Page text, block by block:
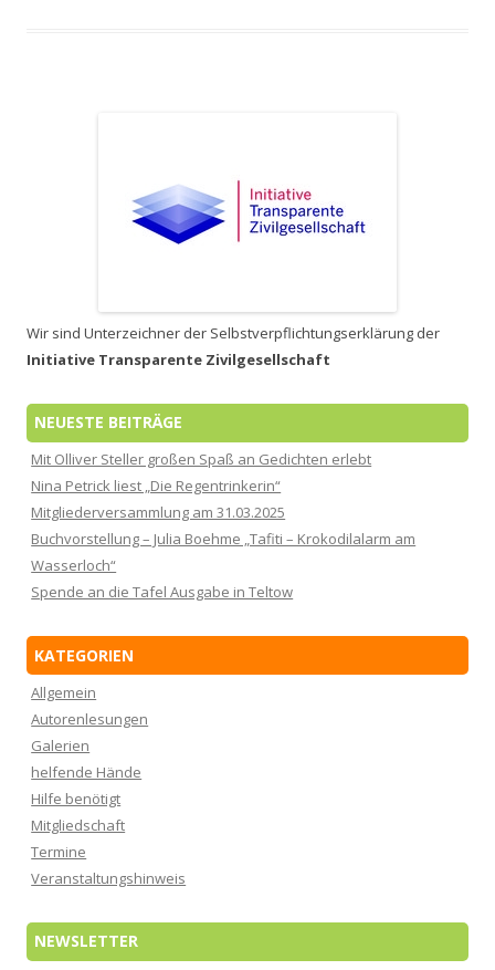
Wir sind Unterzeichner der Selbstverpflichtungserklärung der
Initiative Transparente Zivilgesellschaft
NEUESTE BEITRÄGE
Mit Olliver Steller großen Spaß an Gedichten erlebt
Nina Petrick liest „Die Regentrinkerin“
Mitgliederversammlung am 31.03.2025
Buchvorstellung – Julia Boehme „Tafiti – Krokodilalarm am
Wasserloch“
Spende an die Tafel Ausgabe in Teltow
KATEGORIEN
Allgemein
Autorenlesungen
Galerien
helfende Hände
Hilfe benötigt
Mitgliedschaft
Termine
Veranstaltungshinweis
NEWSLETTER